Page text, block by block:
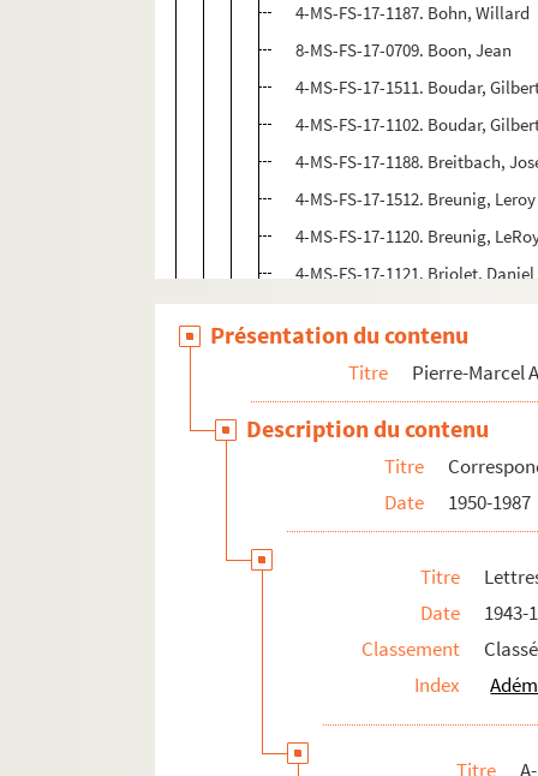
4-MS-FS-17-1187. Bohn, Willard
8-MS-FS-17-0709. Boon, Jean
4-MS-FS-17-1511. Boudar,
4-MS-FS-17-1102. Boudar,
4-MS-FS-17-1188. Breitbach,
4-MS-FS-17-1512. Breunig,
4-MS-FS-17-1120. Breunig,
4-MS-FS-17-1121. Briolet, Daniel
4-MS-FS-17-1191. Burgos, Jean
F-G
8-MS-FS-17-0718. Non identifiés
Dossiers documentaires
Présentation du contenu
Titre Pierre-Marcel
Description du contenu
Titre
Date
1950-1987
Titre
Date
1943-
Classement
Index
Titre